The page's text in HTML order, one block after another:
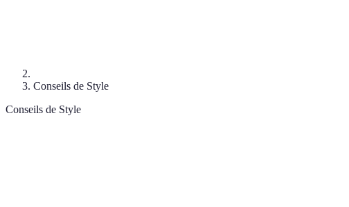
Conseils de Style
Conseils de Style